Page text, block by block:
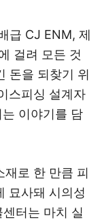
급 CJ ENM, 제
걸려 모든 것
돈을 되찾기 위
스피싱 설계자
이야기를 담
로 한 만큼 피
묘사돼 시의성
터는 마치 실